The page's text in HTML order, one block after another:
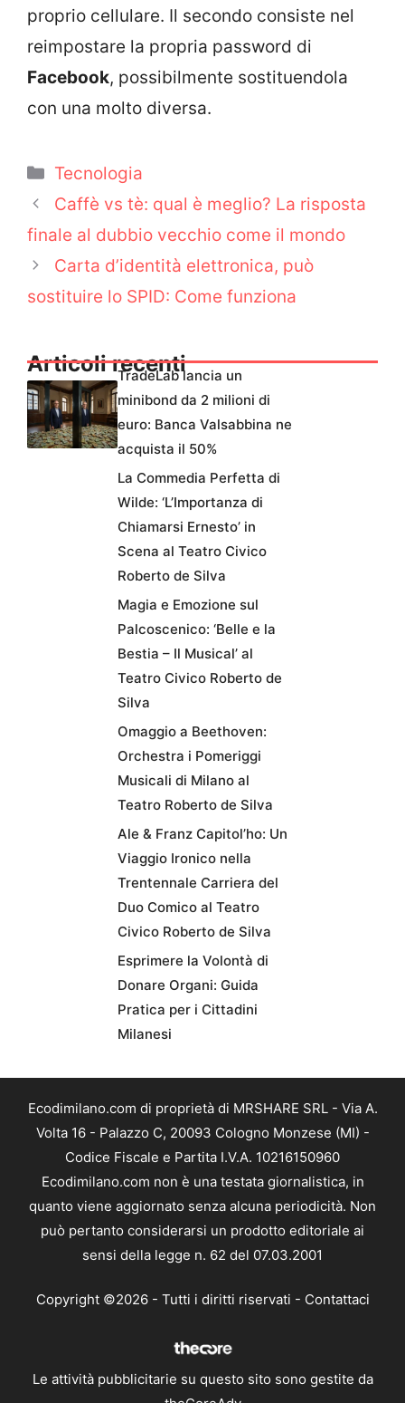
proprio cellulare. Il secondo consiste nel
reimpostare la propria password di
Facebook, possibilmente sostituendola
con una molto diversa.
Categorie
Tecnologia
Caffè vs tè: qual è meglio? La risposta
finale al dubbio vecchio come il mondo
Carta d’identità elettronica, può
sostituire lo SPID: Come funziona
Articoli recenti
TradeLab lancia un
minibond da 2 milioni di
euro: Banca Valsabbina ne
acquista il 50%
La Commedia Perfetta di
Wilde: ‘L’Importanza di
Chiamarsi Ernesto’ in
Scena al Teatro Civico
Roberto de Silva
Magia e Emozione sul
Palcoscenico: ‘Belle e la
Bestia – Il Musical’ al
Teatro Civico Roberto de
Silva
Omaggio a Beethoven:
Orchestra i Pomeriggi
Musicali di Milano al
Teatro Roberto de Silva
Ale & Franz Capitol’ho: Un
Viaggio Ironico nella
Trentennale Carriera del
Duo Comico al Teatro
Civico Roberto de Silva
Esprimere la Volontà di
Donare Organi: Guida
Pratica per i Cittadini
Milanesi
Ecodimilano.com di proprietà di MRSHARE SRL - Via A.
Volta 16 - Palazzo C, 20093 Cologno Monzese (MI) -
Codice Fiscale e Partita I.V.A. 10216150960
Ecodimilano.com non è una testata giornalistica, in
quanto viene aggiornato senza alcuna periodicità. Non
può pertanto considerarsi un prodotto editoriale ai
sensi della legge n. 62 del 07.03.2001
Copyright ©2026 - Tutti i diritti riservati - Contattaci
Le attività pubblicitarie su questo sito sono gestite da